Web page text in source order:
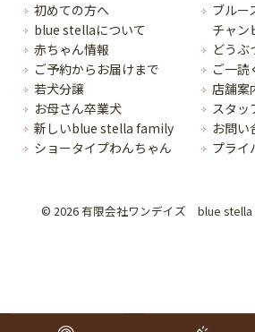
初めての方へ
blue stellaについて
赤ちゃん情報
ご予約からお届けまで
若犬分譲
お母さん卒業犬
新しいblue stella family
ショータイプわんちゃん
ブルー
チャン
どうぶ
ご一読
店舗案
スタッ
お問い
プライ
© 2026 有限会社ワンデイズ blue stella